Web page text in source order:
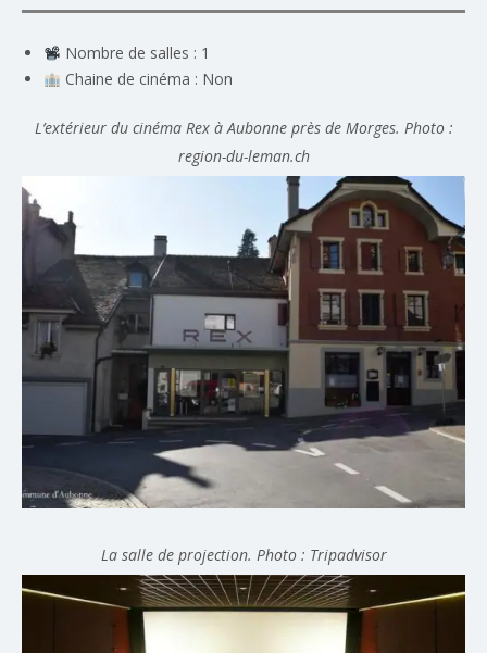
Nombre de salles : 1
Chaine de cinéma : Non
L’extérieur du cinéma Rex à Aubonne près de Morges. Photo :
region-du-leman.ch
La salle de projection. Photo : Tripadvisor